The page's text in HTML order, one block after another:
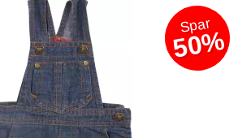
Spar
50%